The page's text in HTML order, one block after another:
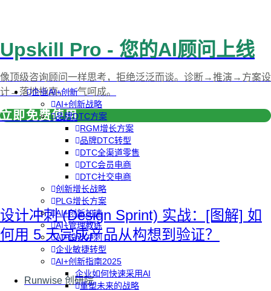
企业AI+创新
AI+创新战略
品牌DTC方案
RGM增长方案
品牌DTC转型
DTC全渠道零售
DTC会员电商
DTC社交电商
创新增长战略
PLG增长方案
AI+创新加速
AI+管理教练
AI+设计冲刺
企业敏捷转型
AI+创新指南2025
企业如何快速采用AI
重塑未来的战略
Upskill Pro - 您的AI顾问上线
像顶级咨询顾问一样思考，拒绝泛泛而谈。诊断→推演→方案设
计→落地指南，一气呵成。
立即免费使用
设计冲刺 (Design Sprint) 实战：[图解] 如
何用 5 天完成产品从构想到验证？
Runwise 创研院